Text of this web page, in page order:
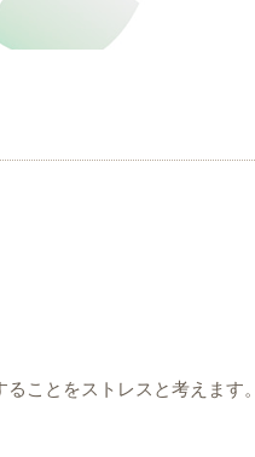
ことをストレスと考えます。